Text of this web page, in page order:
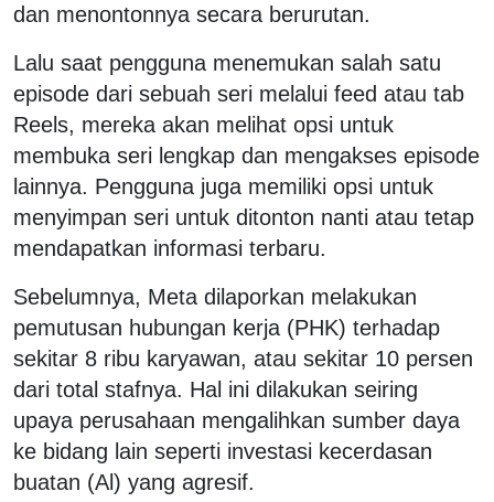
dan menontonnya secara berurutan.
Lalu saat pengguna menemukan salah satu
episode dari sebuah seri melalui feed atau tab
Reels, mereka akan melihat opsi untuk
membuka seri lengkap dan mengakses episode
lainnya. Pengguna juga memiliki opsi untuk
menyimpan seri untuk ditonton nanti atau tetap
mendapatkan informasi terbaru.
Sebelumnya, Meta dilaporkan melakukan
pemutusan hubungan kerja (PHK) terhadap
sekitar 8 ribu karyawan, atau sekitar 10 persen
dari total stafnya. Hal ini dilakukan seiring
upaya perusahaan mengalihkan sumber daya
ke bidang lain seperti investasi kecerdasan
buatan (Al) yang agresif.